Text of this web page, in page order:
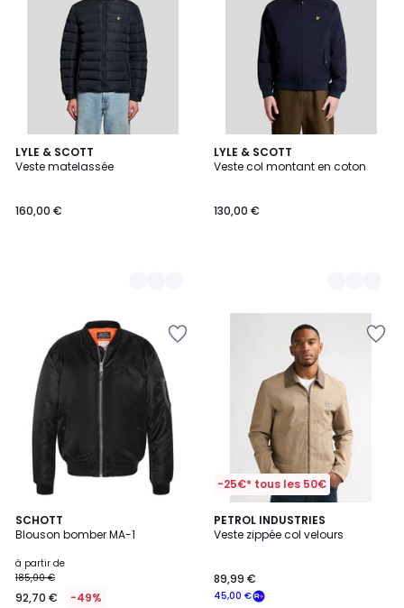
LYLE & SCOTT
Veste matelassée
160,00 €
2
Couleurs
LYLE & SCOTT
Veste col montant en coton
130,00 €
3
Couleurs
SCHOTT
Blouson bomber MA-1
à partir de
185,00 €
92,70 € -49%
3
Couleurs
-25€* tous les 50€
PETROL INDUSTRIES
Veste zippée col velours
45,00 €
89,99 €